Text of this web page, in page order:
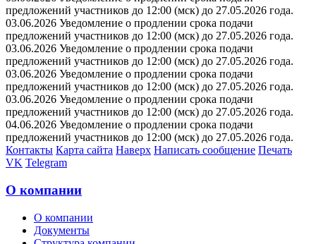
предложений участников до 12:00 (мск) до 27.05.2026 года.
03.06.2026 Уведомление о продлении срока подачи
предложений участников до 12:00 (мск) до 27.05.2026 года.
03.06.2026 Уведомление о продлении срока подачи
предложений участников до 12:00 (мск) до 27.05.2026 года.
03.06.2026 Уведомление о продлении срока подачи
предложений участников до 12:00 (мск) до 27.05.2026 года.
03.06.2026 Уведомление о продлении срока подачи
предложений участников до 12:00 (мск) до 27.05.2026 года.
04.06.2026 Уведомление о продлении срока подачи
предложений участников до 12:00 (мск) до 27.05.2026 года.
Контакты Карта сайта Наверх Написать сообщение Печать
VK Telegram
О компании
О компании
Документы